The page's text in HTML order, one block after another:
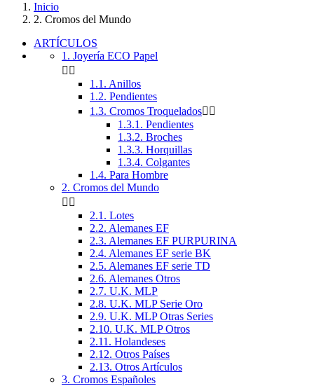
Inicio
2. Cromos del Mundo
ARTÍCULOS
1. Joyería ECO Papel
 
1.1. Anillos
1.2. Pendientes
1.3. Cromos Troquelados 
1.3.1. Pendientes
1.3.2. Broches
1.3.3. Horquillas
1.3.4. Colgantes
1.4. Para Hombre
2. Cromos del Mundo
 
2.1. Lotes
2.2. Alemanes EF
2.3. Alemanes EF PURPURINA
2.4. Alemanes EF serie BK
2.5. Alemanes EF serie TD
2.6. Alemanes Otros
2.7. U.K. MLP
2.8. U.K. MLP Serie Oro
2.9. U.K. MLP Otras Series
2.10. U.K. MLP Otros
2.11. Holandeses
2.12. Otros Países
2.13. Otros Artículos
3. Cromos Españoles